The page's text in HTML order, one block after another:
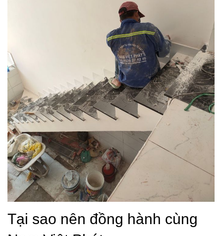
Tại sao nên đồng hành cùng